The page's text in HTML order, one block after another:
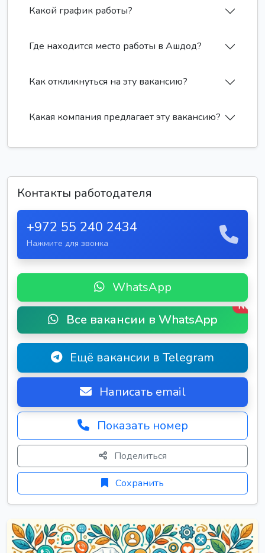
Какой график работы?
Где находится место работы в Ашдод?
Как откликнуться на эту вакансию?
Какая компания предлагает эту вакансию?
Контакты работодателя
+972 55 240 2434
Нажмите для звонка
WhatsApp
Все вакансии в WhatsApp
New
Ещё вакансии в Telegram
Написать email
Показать номер
Поделиться
Сохранить